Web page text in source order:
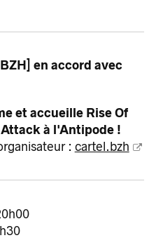
en accord avec
et accueille Rise Of
à l'Antipode !
: cartel.bzh